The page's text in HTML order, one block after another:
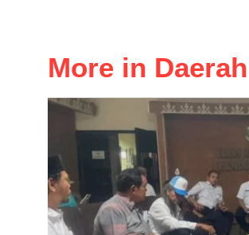
More in Daerah